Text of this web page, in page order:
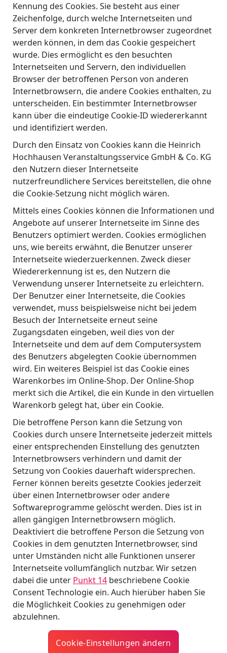
Kennung des Cookies. Sie besteht aus einer
Zeichenfolge, durch welche Internetseiten und
Server dem konkreten Internetbrowser zugeordnet
werden können, in dem das Cookie gespeichert
wurde. Dies ermöglicht es den besuchten
Internetseiten und Servern, den individuellen
Browser der betroffenen Person von anderen
Internetbrowsern, die andere Cookies enthalten, zu
unterscheiden. Ein bestimmter Internetbrowser
kann über die eindeutige Cookie-ID wiedererkannt
und identifiziert werden.
Durch den Einsatz von Cookies kann die Heinrich
Hochhausen Veranstaltungsservice GmbH & Co. KG
den Nutzern dieser Internetseite
nutzerfreundlichere Services bereitstellen, die ohne
die Cookie-Setzung nicht möglich wären.
Mittels eines Cookies können die Informationen und
Angebote auf unserer Internetseite im Sinne des
Benutzers optimiert werden. Cookies ermöglichen
uns, wie bereits erwähnt, die Benutzer unserer
Internetseite wiederzuerkennen. Zweck dieser
Wiedererkennung ist es, den Nutzern die
Verwendung unserer Internetseite zu erleichtern.
Der Benutzer einer Internetseite, die Cookies
verwendet, muss beispielsweise nicht bei jedem
Besuch der Internetseite erneut seine
Zugangsdaten eingeben, weil dies von der
Internetseite und dem auf dem Computersystem
des Benutzers abgelegten Cookie übernommen
wird. Ein weiteres Beispiel ist das Cookie eines
Warenkorbes im Online-Shop. Der Online-Shop
merkt sich die Artikel, die ein Kunde in den virtuellen
Warenkorb gelegt hat, über ein Cookie.
Die betroffene Person kann die Setzung von
Cookies durch unsere Internetseite jederzeit mittels
einer entsprechenden Einstellung des genutzten
Internetbrowsers verhindern und damit der
Setzung von Cookies dauerhaft widersprechen.
Ferner können bereits gesetzte Cookies jederzeit
über einen Internetbrowser oder andere
Softwareprogramme gelöscht werden. Dies ist in
allen gängigen Internetbrowsern möglich.
Deaktiviert die betroffene Person die Setzung von
Cookies in dem genutzten Internetbrowser, sind
unter Umständen nicht alle Funktionen unserer
Internetseite vollumfänglich nutzbar. Wir setzen
dabei die unter Punkt 14 beschriebene Cookie
Consent Technologie ein. Auch hierüber haben Sie
die Möglichkeit Cookies zu genehmigen oder
abzulehnen.
Cookie-Ein­stel­lun­gen än­dern